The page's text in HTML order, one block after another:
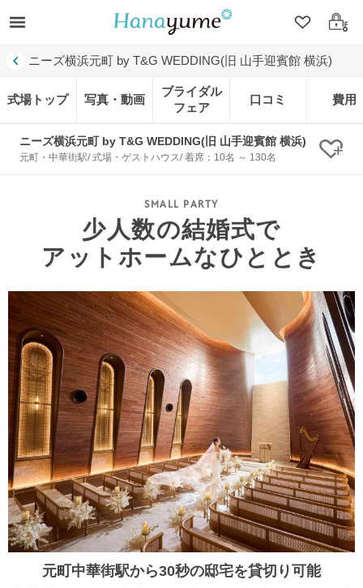
クリップ
ログ
ニーズ横浜元町 by T&G WEDDING(旧 山手迎賓館 横浜)
式場トップ 写真・動画
ブライダル
フェア
口コミ 費用
ニーズ横浜元町 by T&G WEDDING(旧 山手迎賓館 横浜)
元町・中華街駅/ 式場・ゲストハウス/ 着席：10名 ～ 130名 ク
少人数の結婚式で
アットホームなひととき
元町中華街駅から30秒の邸宅を貸切り可能